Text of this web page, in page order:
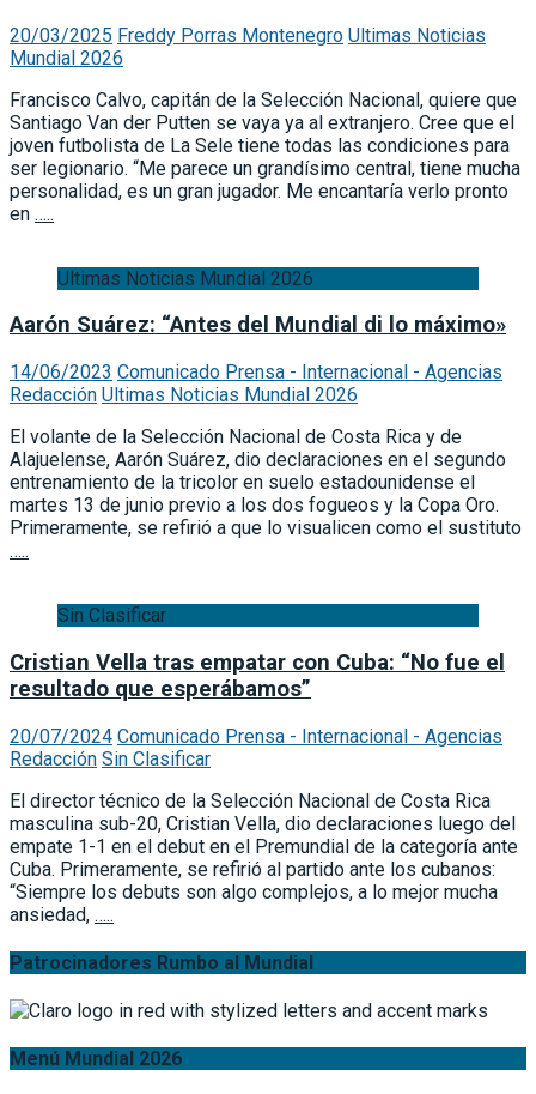
20/03/2025 Freddy Porras Montenegro Ultimas Noticias
Mundial 2026
Francisco Calvo, capitán de la Selección Nacional, quiere que
Santiago Van der Putten se vaya ya al extranjero. Cree que el
joven futbolista de La Sele tiene todas las condiciones para
ser legionario. “Me parece un grandísimo central, tiene mucha
personalidad, es un gran jugador. Me encantaría verlo pronto
en …..
Ultimas Noticias Mundial 2026
Aarón Suárez: “Antes del Mundial di lo máximo»
14/06/2023 Comunicado Prensa - Internacional - Agencias
Redacción Ultimas Noticias Mundial 2026
El volante de la Selección Nacional de Costa Rica y de
Alajuelense, Aarón Suárez, dio declaraciones en el segundo
entrenamiento de la tricolor en suelo estadounidense el
martes 13 de junio previo a los dos fogueos y la Copa Oro.
Primeramente, se refirió a que lo visualicen como el sustituto
…..
Sin Clasificar
Cristian Vella tras empatar con Cuba: “No fue el
resultado que esperábamos”
20/07/2024 Comunicado Prensa - Internacional - Agencias
Redacción Sin Clasificar
El director técnico de la Selección Nacional de Costa Rica
masculina sub-20, Cristian Vella, dio declaraciones luego del
empate 1-1 en el debut en el Premundial de la categoría ante
Cuba. Primeramente, se refirió al partido ante los cubanos:
“Siempre los debuts son algo complejos, a lo mejor mucha
ansiedad, …..
Patrocinadores Rumbo al Mundial
Menú Mundial 2026